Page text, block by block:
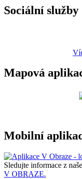
Sociální služby
Mapová
Mobilní
Sledujte informace z
V OBRAZE.